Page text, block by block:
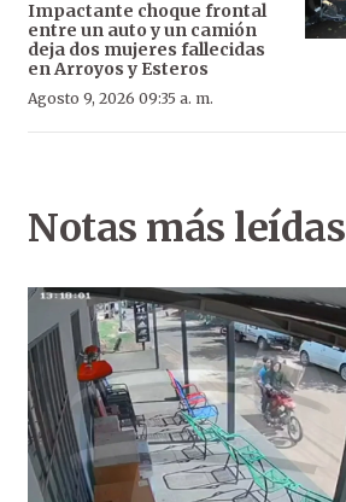
Impactante choque frontal
entre un auto y un camión
deja dos mujeres fallecidas
en Arroyos y Esteros
Agosto 9, 2026 09:35 a. m.
Notas más leídas